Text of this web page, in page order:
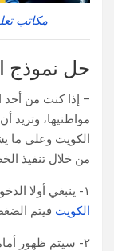
مكاتب
حل نموذج
– إذا كنت من أحد
مواطنيها، وتريد
الكويت وعلى ما
من خلال تنفيذ
١- ينبغي أولا الدخول إلى الرابط الخاص بالقيادة في
الكويت فيتم
٢- سيتم ظهور